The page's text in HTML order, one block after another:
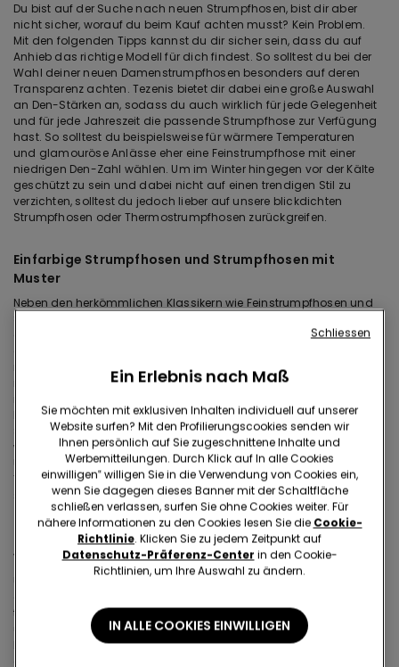
Du bist auf der Suche nach neuen Strumpfhosen, bist dir aber
nicht sicher, worauf du beim Kauf achten musst? Kein Problem.
Mit den folgenden Tipps kannst du dir sicher sein, dass du auf
Anhieb das richtige Modell für dich findest. So solltest du bei der
Wahl deiner neuen Damenstrumpfhosen besonders auf deren
Transparenz achten. Tezenis bietet dir dabei eine große Auswahl
an Den-Stärken an, sodass du auch wirklich für jede Gelegenheit
und für jede Jahreszeit die passende Strumpfhose zur Verfügung
hast. So solltest du beispielsweise für wärmere Temperaturen
und glamouröse Anlässe eher eine Feinstrumpfhose mit einer
niedrigen Den-Zahl wählen. Um im Winter hingegen vor der Kälte
geschützt zu sein und dabei nicht auf einen trendigen Stil zu
verzichten, solltest du jedoch lieber auf unsere blickdichten
Strumpfhosen oder Thermostrumpfhosen zurückgreifen.
Einfarbige Strumpfhosen und Strumpfhosen mit
Muster
Neben den herkömmlichen Klassikern wie Feinstrumpfhosen und
eine große Auswahl an etwas ausgefalleneren Modellen. Wenn
mal richtig auszutoben, sind unsere Strumpfhosen und Strümpfe
in den unterschiedlichsten Farben und Mustern daher genau die
klassischen Netzstrumpfhosen zum Beispiel auch viele Party-
Strumpfhosen mit Flockmuster, aber auch halterlose Strümpfe,
welche nicht rutschen und mit trendigen Details versehen sind.
Überzeug dich von der Auswahl und sieh selbst, warum der
Tezenis Onlineshop der beste Ort für dich ist, um Strumpfhosen zu
shoppen!
So kreierst du mit unseren Strumpfhosen ein
verspieltes Outfit
Unsere Strumpfhosen und Strümpfe sind die ideale Basis für
trendiges Sommeroutfit kannst du diese hervorragend mit einem
Kleider
kombinieren. An kälteren Tagen, oder für einen
lässigeren Look kannst du unsere Strumpfwaren gepaart mit
Ein Erlebnis nach Maß
Sie möchten mit exklusiven Inhalten individuell auf unserer
Website surfen? Mit den Profilierungscookies senden wir
Ihnen persönlich auf Sie zugeschnittene Inhalte und
Werbemitteilungen. Durch Klick auf In alle Cookies
einwilligen‟ willigen Sie in die Verwendung von Cookies ein,
wenn Sie dagegen dieses Banner mit der Schaltfläche
schließen verlassen, surfen Sie ohne Cookies weiter. Für
nähere Informationen zu den Cookies lesen Sie die Cookie-
Richtlinie. Klicken Sie zu jedem Zeitpunkt auf
Datenschutz-Präferenz-Center in den Cookie-
Richtlinien, um Ihre Auswahl zu ändern.
IN ALLE COOKIES EINWILLIGEN
Schliessen